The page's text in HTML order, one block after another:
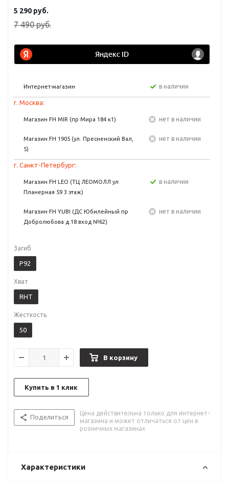
5 290 руб.
7 490руб.
Интернет-магазин в наличии
г. Москва:
Магазин FH MIR (пр Мира 184 к1) Нет в наличии
Магазин FH 1905 (ул. Пресненский Вал,
5)
Нет в наличии
г. Санкт-Петербург:
Магазин FH LEO (ТЦ ЛЕОМОЛЛ ул
Планерная 59 3 этаж)
в наличии
Магазин FH YUBI (ДС Юбилейный пр
Добролюбова д.18 вход №62)
Нет в наличии
Загиб
P92
Хват
RHT
Жесткость
50
В корзину
Купить в 1 клик
Поделиться
Цена действительна только для интернет-
магазина и может отличаться от цен в
розничных магазинах
Характеристики